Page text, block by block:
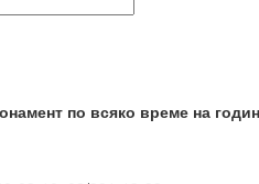
по всяко време на